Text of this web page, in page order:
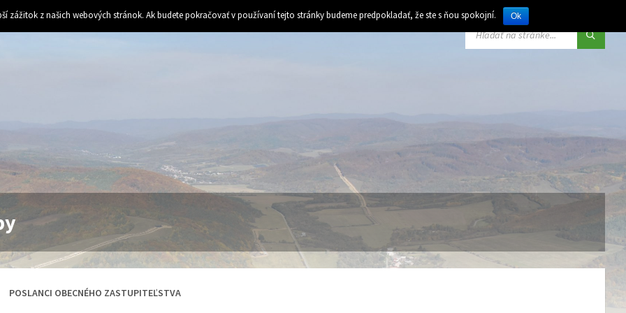
VYHĽADÁVANIE:
POSLANCI OBECNÉHO ZASTUPITEĽSTVA
zážitok z našich webových stránok. Ak budete pokračovať v používaní tejto stránky budeme predpokladať, že ste s ňou spokojní. Ok